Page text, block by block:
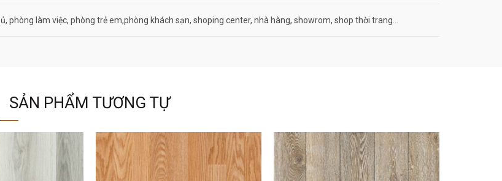
phòng làm việc, phòng trẻ em,phòng khách sạn, shoping center, nhà hàng, showrom, shop thời trang…
SẢN PHẨM TƯƠNG TỰ